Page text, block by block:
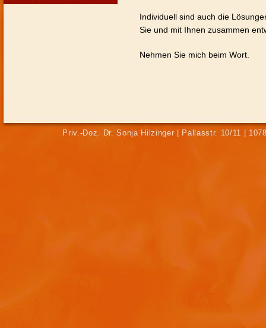
Individuell sind auch die
Sie und mit Ihnen zusammen
Nehmen Sie mich beim Wort.
Priv.-Doz. Dr. Sonja Hilzinger | Pallasstr. 10/11 |